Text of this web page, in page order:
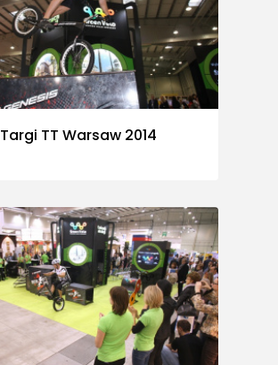
Targi TT Warsaw 2014